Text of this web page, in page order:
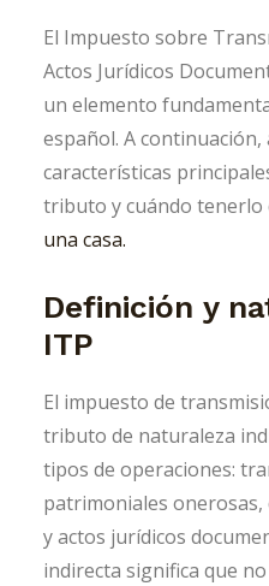
El Impuesto sobre
Actos Jurídicos
un elemento
español. A continuación,
características
tributo y cuándo tenerlo
una casa.
Definición y
ITP
El impuesto de
tributo de naturaleza
tipos de operaciones:
patrimoniales
y actos jurídicos
indirecta significa que